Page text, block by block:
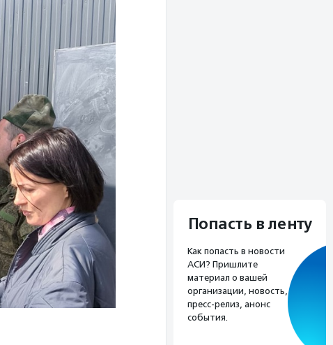
Попасть в ленту
Как попасть в новости
АСИ? Пришлите
материал о вашей
организации, новость,
пресс-релиз, анонс
события.